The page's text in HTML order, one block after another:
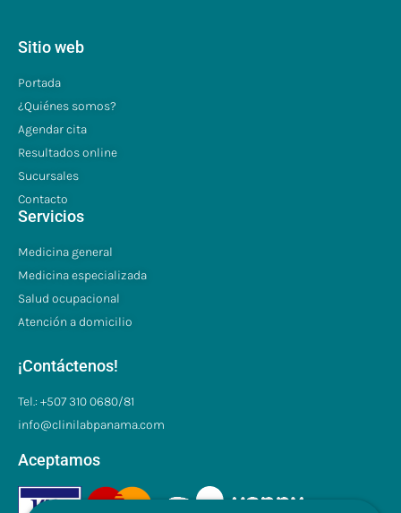
Sitio web
Portada
¿Quiénes somos?
Agendar cita
Resultados online
Sucursales
Contacto
Servicios
Medicina general
Medicina especializada
Salud ocupacional
Atención a domicilio
¡Contáctenos!
Tel.: +507 310 0680/81
info@clinilabpanama.com
Aceptamos